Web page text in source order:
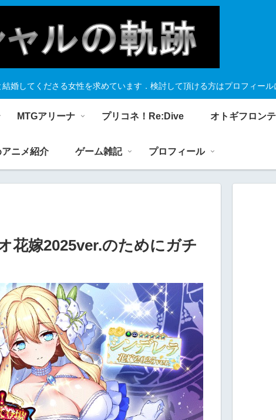
婚してくださる女性を求めています．検討して頂ける方はプロフィール
MTGアリーナ プリコネ！Re:Dive オトギフロン
ニメ紹介 ゲーム雑記 プロフィール
花嫁2025ver.のためにガチ